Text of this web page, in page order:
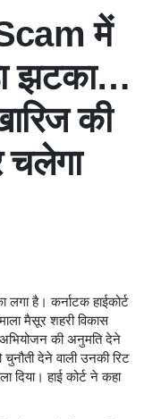
में
झटका…
की
चलेगा
लगा है। कर्नाटक हाईकोर्ट
मैसूर शहरी विकास
की अनुमति देने
देने वाली उनकी रिट
दिया। हाई कोर्ट ने कहा